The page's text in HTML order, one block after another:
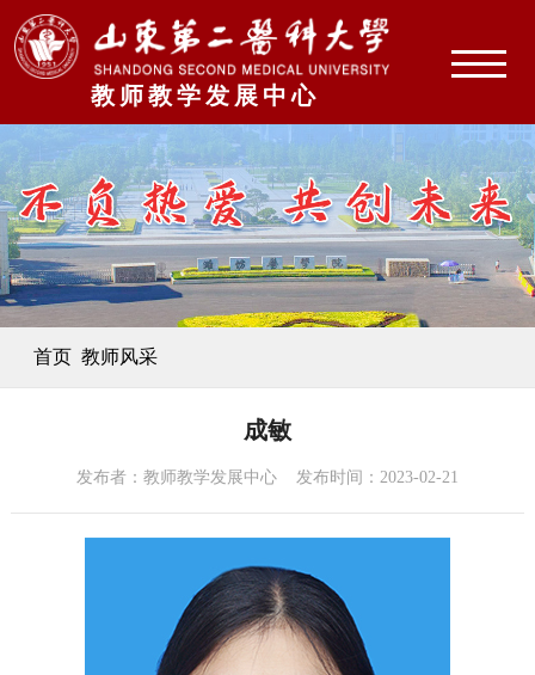
教师教学发展中心
首页 教师风采
成敏
发布者：教师教学发展中心 发布时间：2023-02-21